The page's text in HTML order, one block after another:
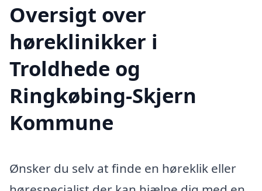
Oversigt over
høreklinikker i
Troldhede og
Ringkøbing-Skjern
Kommune
Ønsker du selv at finde en høreklik eller